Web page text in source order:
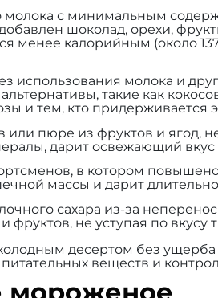
с минимальным
шоколад, орехи,
менее калорийным (около
использования молока и
такие как
и тем, кто придерживается
или пюре из фруктов и ягод,
дарит освежающий
в котором
массы и дарит
сахара из-за
фруктов, не уступая по
десертом без ущерба
веществ и
мороженое